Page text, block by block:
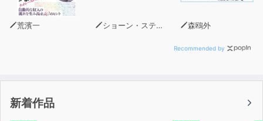
グをカラーでご紹介。
起こる「マインド」が手に入る、なんともお得な一冊。
荒濱一 ショーン・スティーブンソン 森鴎外
Recommended by
新着作品